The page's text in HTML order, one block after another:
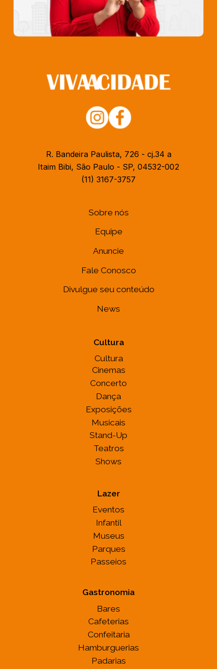
R. Bandeira Paulista, 726 - cj.34 a
Itaim Bibi, São Paulo - SP, 04532-002
(11) 3167-3757
Sobre nós
Equipe
Anuncie
Fale Conosco
Divulgue seu conteúdo
News
Cultura
Cultura
Cinemas
Concerto
Dança
Exposições
Musicais
Stand-Up
Teatros
Shows
Lazer
Eventos
Infantil
Museus
Parques
Passeios
Gastronomia
Bares
Cafeterias
Confeitaria
Hamburguerias
Padarias